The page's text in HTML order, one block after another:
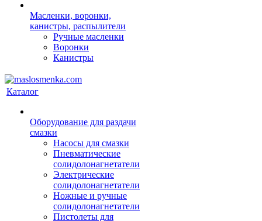
Масленки, воронки,
канистры, распылители
Ручные масленки
Воронки
Канистры
Каталог
Оборудование для раздачи
смазки
Насосы для смазки
Пневматические
солидолонагнетатели
Электрические
солидолонагнетатели
Ножные и ручные
солидолонагнетатели
Пистолеты для